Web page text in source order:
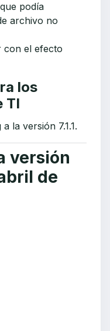
podía
archivo no
con el efecto
los
TI
la versión 7.1.1.
versión
de